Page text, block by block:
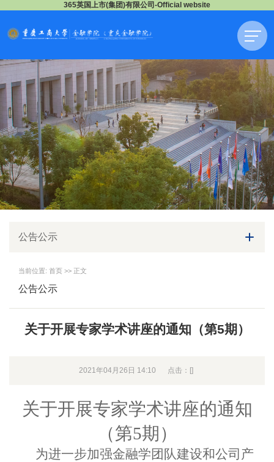
365英国上市(集团)有限公司-Official website
公告公示
当前位置: 首页 >> 正文
公告公示
关于开展专家学术讲座的通知（第5期）
2021年04月26日 14:10 点击：[]
关于开展专家学术讲座的通知
（第5期）
为进一步加强金融学团队建设和公司产